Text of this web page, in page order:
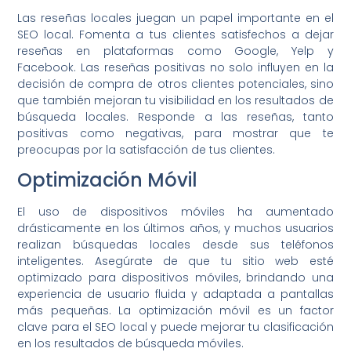
Las reseñas locales juegan un papel importante en el
SEO local. Fomenta a tus clientes satisfechos a dejar
reseñas en plataformas como Google, Yelp y
Facebook. Las reseñas positivas no solo influyen en la
decisión de compra de otros clientes potenciales, sino
que también mejoran tu visibilidad en los resultados de
búsqueda locales. Responde a las reseñas, tanto
positivas como negativas, para mostrar que te
preocupas por la satisfacción de tus clientes.
Optimización Móvil
El uso de dispositivos móviles ha aumentado
drásticamente en los últimos años, y muchos usuarios
realizan búsquedas locales desde sus teléfonos
inteligentes. Asegúrate de que tu sitio web esté
optimizado para dispositivos móviles, brindando una
experiencia de usuario fluida y adaptada a pantallas
más pequeñas. La optimización móvil es un factor
clave para el SEO local y puede mejorar tu clasificación
en los resultados de búsqueda móviles.